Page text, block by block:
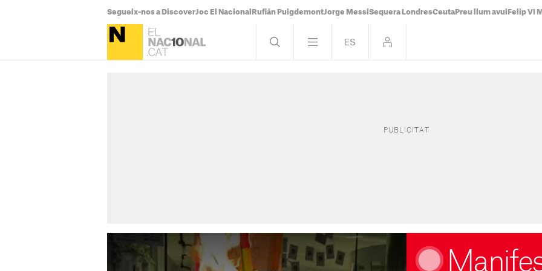
Segueix-nos a DiscoverJoc El Nacional Rufián PuigdemontJorge MessiSequera LondresCeuta Preu llum avui Felip VI